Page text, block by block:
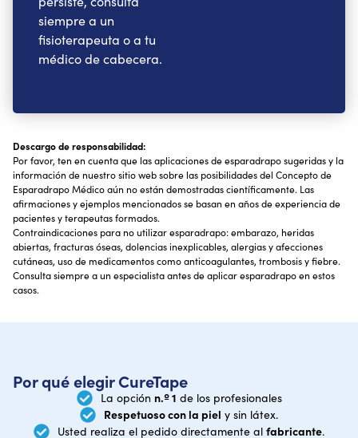
siempre a un
fisioterapeuta o a tu
médico de cabecera.
Descargo de responsabilidad:
Por favor, ten en cuenta que las aplicaciones de esparadrapo sugeridas y la
información de nuestro sitio web sobre las posibilidades del Concepto de
Esparadrapo Médico aún no están demostradas científicamente. Las
afirmaciones y ejemplos mencionados se basan en años de experiencia de
pacientes y terapeutas formados.
Contraindicaciones para no utilizar esparadrapo: embarazo, heridas
abiertas, fracturas óseas, dolencias inexplicables, alergias y afecciones
cutáneas, uso de medicamentos como anticoagulantes, trombosis y fiebre.
Consulta siempre a un especialista antes de aplicar esparadrapo en estos
casos.
Por qué elegir CureTape
La opción n.º 1 de los profesionales
Respetuoso con la piel y sin látex.
Usted realiza el pedido directamente al fabricante.